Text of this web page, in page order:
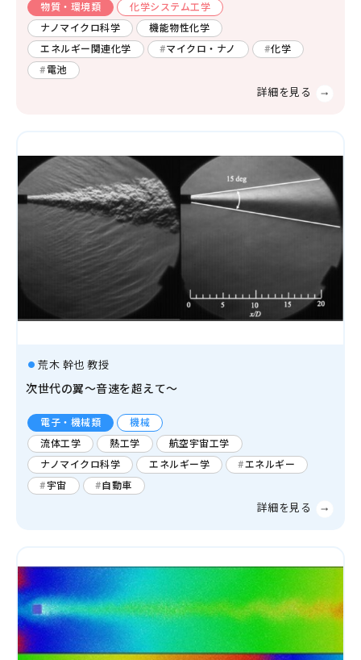
物質・環境類
化学システム工学
ナノマイクロ科学
機能物性化学
エネルギー関連化学
マイクロ・ナノ
化学
電池
荒木 幹也 教授
次世代の翼～音速を超えて～
電子・機械類
機械
流体工学
熱工学
航空宇宙工学
ナノマイクロ科学
エネルギー学
エネルギー
宇宙
自動車